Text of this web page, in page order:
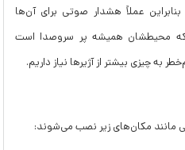
بنابراین عملاً هشدار صوتی برای آن‌ها
که محیطشان همیشه پر سروصدا است
به چیزی بیشتر از آژیرها نیاز داریم.
مانند مکان‌های زیر نصب می‌شوند: